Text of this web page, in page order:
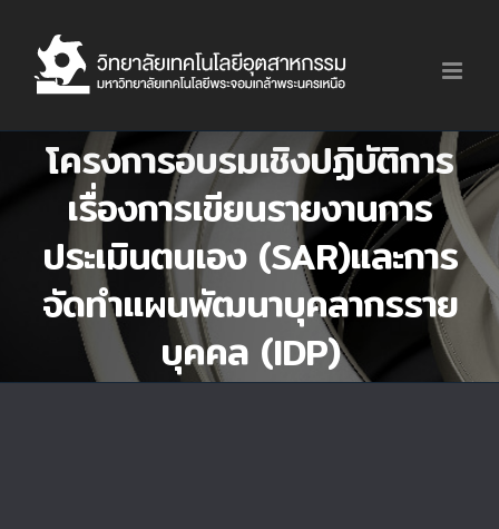
content
โครงการอบรมเชิงปฏิบัติการ
เรื่องการเขียนรายงานการ
ประเมินตนเอง (SAR)และการ
จัดทำแผนพัฒนาบุคลากรราย
บุคคล (IDP)